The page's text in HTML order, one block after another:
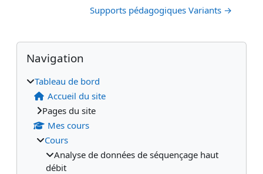
Supports pédagogiques Variants →
Blocs
Blocs supplémentaires
Passer Navigation
Navigation
Tableau de bord
Accueil du site
Pages du site
Mes cours
Cours
Analyse de données de séquençage haut
débit